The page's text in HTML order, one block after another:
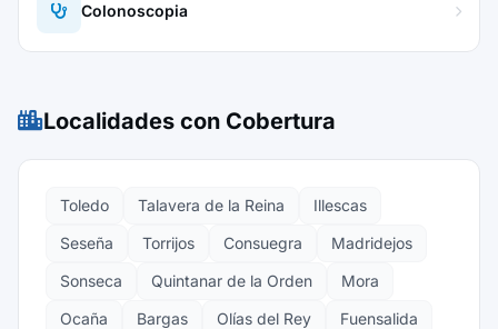
Colonoscopia
Localidades con Cobertura
Toledo Talavera de la Reina
Illescas
Seseña
Torrijos Consuegra
Madridejos
Sonseca
Quintanar de la Orden
Mora
Ocaña
Bargas Olías del Rey
Fuensalida